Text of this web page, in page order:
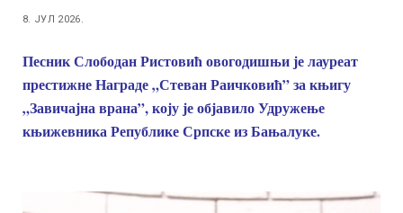
8. ЈУЛ 2026.
Песник Слободан Ристовић овогодишњи је лауреат
престижне Награде „Стеван Раичковић” за књигу
„Завичајна врана”, коју је објавило Удружење
књижевника Републике Српске из Бањалуке.